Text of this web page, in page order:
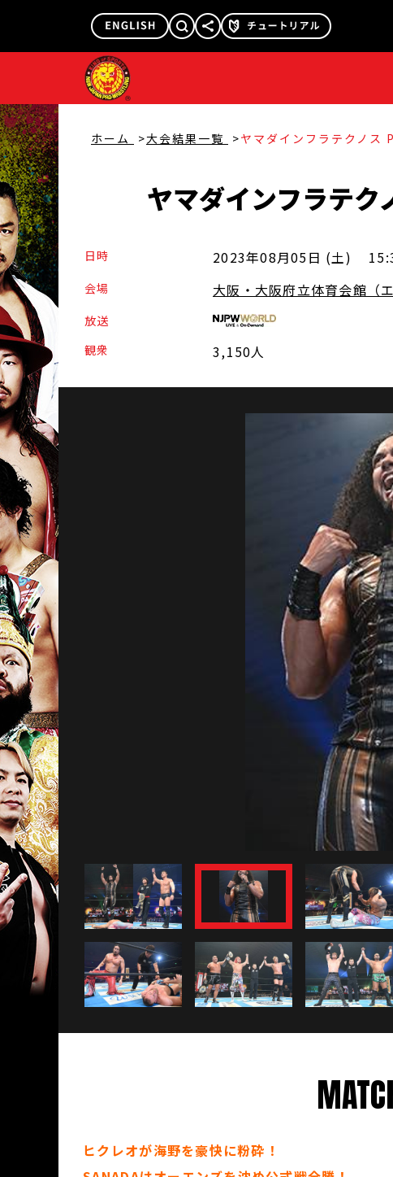
ホーム 大会結果一覧 ヤマダインフラテクノ
ヤマダインフラテク
日時 2023年08月05日 (土)
会場 大阪・大阪府立体育会館（
放送
観衆
3,150人
ヒクレオが海野を豪快に粉砕！